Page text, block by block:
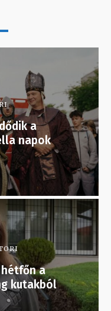
a
napok
a
kutakból